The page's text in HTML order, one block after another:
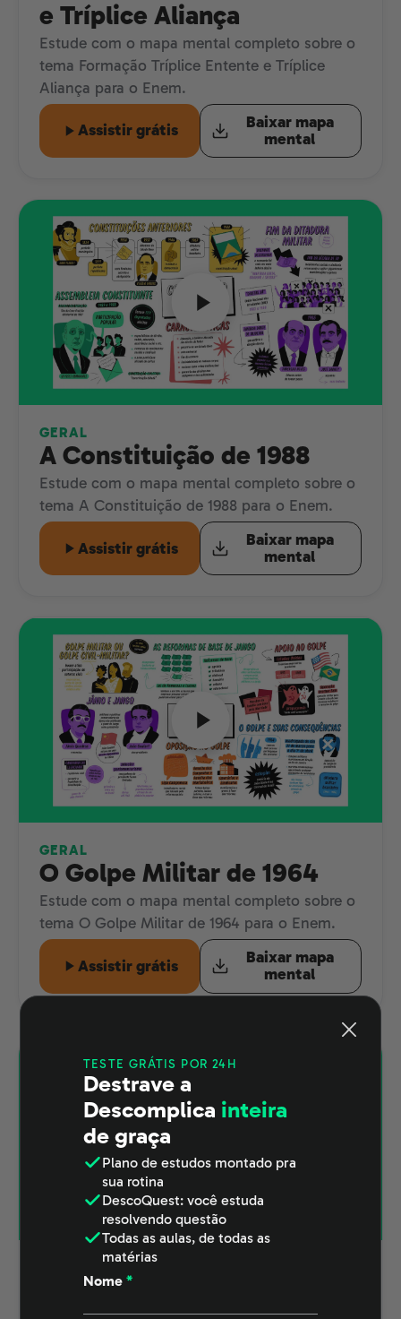
Guia definitivo de
e Tríplice Aliança
Estude com o mapa mental completo sobre o
tema Formação Tríplice Entente e Tríplice
Aliança para o Enem.
Assistir grátis
Baixar mapa
mental
GERAL
A Constituição de 1988
Estude com o mapa mental completo sobre o
tema A Constituição de 1988 para o Enem.
Assistir grátis
Baixar mapa
mental
GERAL
O Golpe Militar de 1964
Estude com o mapa mental completo sobre o
tema O Golpe Militar de 1964 para o Enem.
Assistir grátis
Baixar mapa
mental
Revolução de Outubro
TESTE GRÁTIS POR 24H
Destrave a
Descomplica inteira
de graça
Plano de estudos montado pra
sua rotina
DescoQuest: você estuda
resolvendo questão
Todas as aulas, de todas as
matérias
Nome *